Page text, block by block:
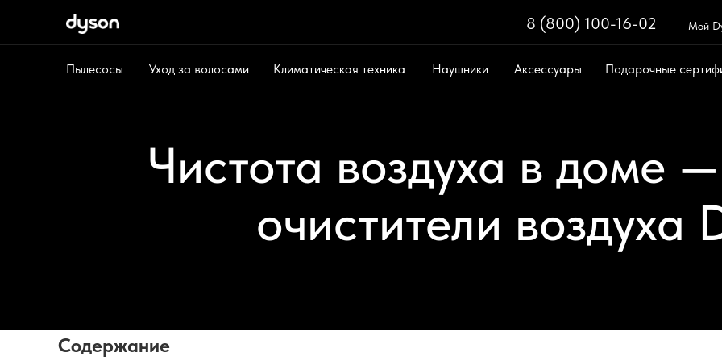
8 (800) 100-
Пылесосы Уход за волосами Климатическая техника Поддержка Поиск
Мой
8 (800) 100-16-02
Пылесосы Уход за волосами Климатическая техника Аксессуары Подарочные
Наушники
Чистота воздуха в доме
очистители воздуха
Содержание